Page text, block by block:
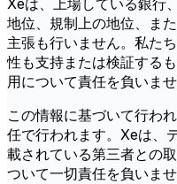
Xeは、上場している銀行
地位、規制上の地位、ま
主張も行いません。私た
性も支持または検証する
用について責任を負いませ
この情報に基づいて行わ
任で行われます。Xeは、
載されている第三者との
ついて一切責任を負いませ